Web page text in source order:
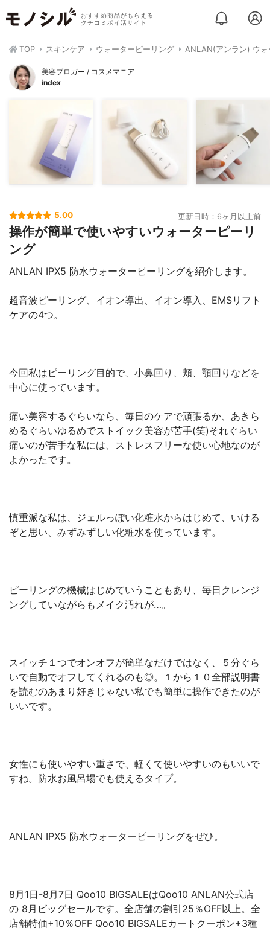
おすすめ商品がもらえる
クチコミポイ活サイト
TOP スキンケア ウォーターピーリング ANLAN(アンラン) ウ
美容ブロガー / コスメマニア
index
5.00 更新日時：6ヶ月以上前
操作が簡単で使いやすいウォーターピーリ
ング
ANLAN IPX5 防水ウォーターピーリングを紹介します。
超音波ピーリング、イオン導出、イオン導入、EMSリフト
ケアの4つ。
今回私はピーリング目的で、小鼻回り、頬、顎回りなどを
中心に使っています。
痛い美容するぐらいなら、毎日のケアで頑張るか、あきら
めるぐらいゆるめでストイック美容が苦手(笑)それぐらい
痛いのが苦手な私には、ストレスフリーな使い心地なのが
よかったです。
慎重派な私は、ジェルっぽい化粧水からはじめて、いける
ぞと思い、みずみずしい化粧水を使っています。
ピーリングの機械はじめていうこともあり、毎日クレンジ
ングしていながらもメイク汚れが…。
スイッチ１つでオンオフが簡単なだけではなく、５分ぐら
いで自動でオフしてくれるのも◎。１から１０全部説明書
を読むのあまり好きじゃない私でも簡単に操作できたのが
いいです。
女性にも使いやすい重さで、軽くて使いやすいのもいいで
すね。防水お風呂場でも使えるタイプ。
ANLAN IPX5 防水ウォーターピーリングをぜひ。
8月1日-8月7日 Qoo10 BIGSALEはQoo10 ANLAN公式店
の 8月ビッグセールです。全店舗の割引25％OFF以上。全
店舗特価+10％OFF Qoo10 BIGSALEカートクーポン+3種